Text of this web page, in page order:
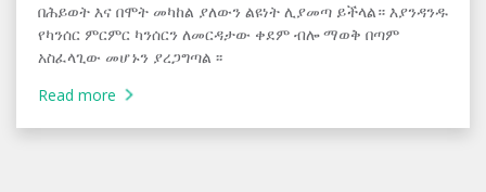
በሕይወት እና በሞት መካከል ያለውን ልዩነት ሊያመጣ ይችላል። እያንዳንዱ
የካንሰር ምርምር ካንሰርን ለመርዳታው ቀደም ብሎ ማወቅ በጣም
አስፈላጊው መሆኑን ያረጋግጣል ፡፡
Read more